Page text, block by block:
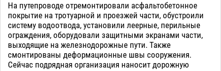
На путепроводе отремонтировали асфальтобетонное
покрытие на тротуарной и проезжей части, обустроили
систему водоотвода, установили леерные, перильные
ограждения, оборудовали защитными экранами части,
выходящие на железнодорожные пути. Также
смонтированы деформационные швы сооружения.
Сейчас подрядная организация наносит дорожную